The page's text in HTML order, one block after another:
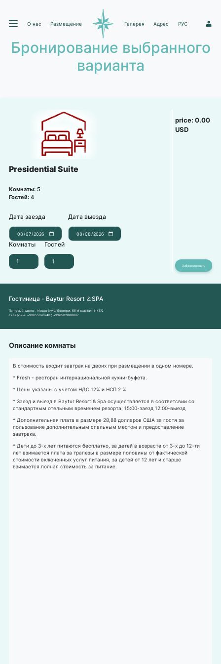
О нас Размещение Галерея Адрес РУС 1
Бронирование выбранного
варианта
Presidential Suite
Комнаты: 5
Гостей: 4
Дата заезда Дата выезда
Комнаты Гостей
price:0.00
USD
Гостиница - Baytur Resort ＆SPA
Почтовый адрес:
, Иссык-Куль, Бостери, ​55-й квартал, 114Б/2​
Телефоны: +996550407407, +996502888887
Описание комнаты